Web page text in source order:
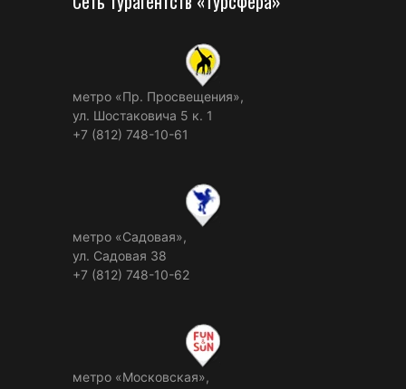
метро «Пр. Просвещения»,
ул. Шостаковича 5 к. 1
+7 (812) 748-10-61
метро «Садовая»,
ул. Садовая 38
+7 (812) 748-10-62
метро «Московская»,